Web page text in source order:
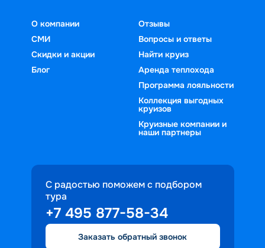
О компании
СМИ
Скидки и акции
Блог
Отзывы
Вопросы и ответы
Найти круиз
Аренда теплохода
Программа лояльности
Коллекция выгодных
круизов
Круизные компании и
наши партнеры
С радостью поможем с подбором
тура
+7 495 877-58-34
Заказать обратный звонок